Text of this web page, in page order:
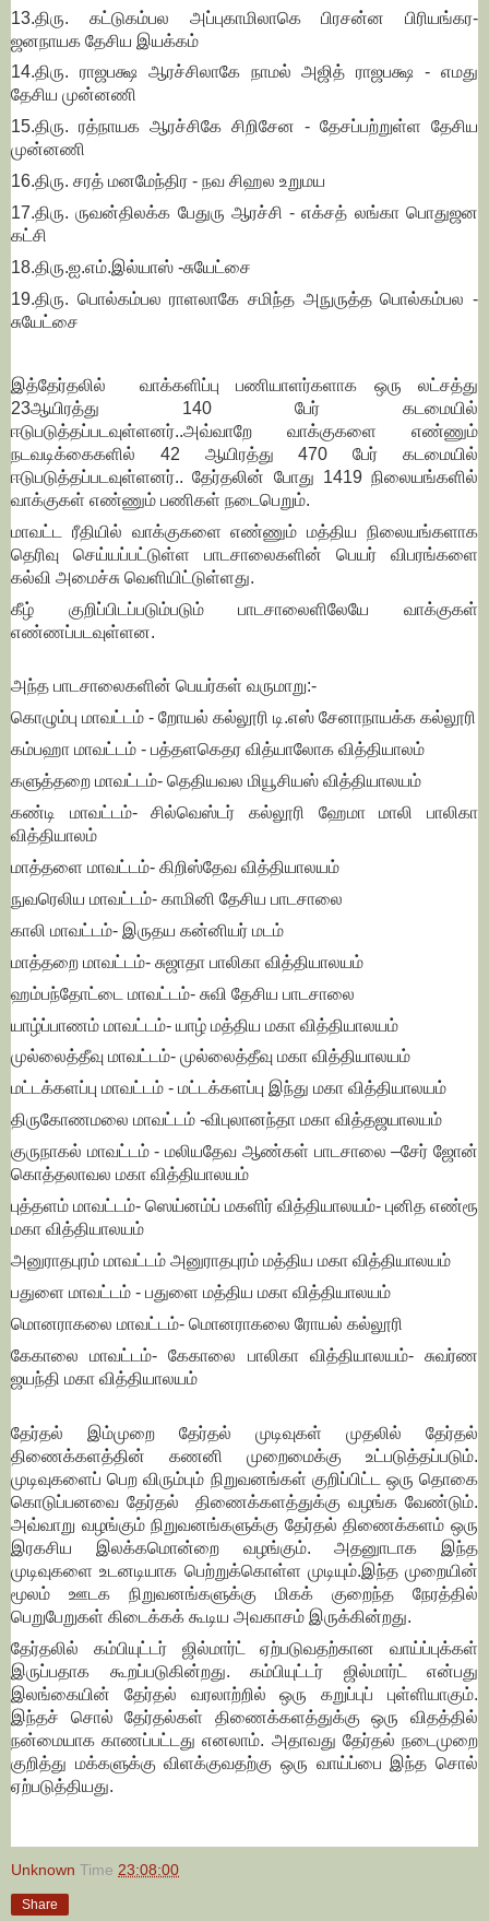
13.திரு. கட்டுகம்பல அப்புகாமிலாகெ பிரசன்ன பிரியங்கர-
ஜனநாயக தேசிய இயக்கம்
14.திரு. ராஜபக்ஷ ஆரச்சிலாகே நாமல் அஜித் ராஜபக்ஷ - எமது
தேசிய முன்னணி
15.திரு. ரத்நாயக ஆரச்சிகே சிறிசேன - தேசப்பற்றுள்ள தேசிய
முன்னணி
16.திரு. சரத் மனமேந்திர - நவ சிஹல உறுமய
17.திரு. ருவன்திலக்க பேதுரு ஆரச்சி - எக்சத் லங்கா பொதுஜன
கட்சி
18.திரு.ஐ.எம்.இல்யாஸ் -சுயேட்சை
19.திரு. பொல்கம்பல ராளலாகே சமிந்த அநுருத்த பொல்கம்பல -
சுயேட்சை
இத்தேர்தலில் வாக்களிப்பு பணியாளர்களாக ஒரு லட்சத்து
23ஆயிரத்து 140 பேர் கடமையில்
ஈடுபடுத்தப்படவுள்ளனர்..அவ்வாறே வாக்குகளை எண்ணும்
நடவடிக்கைகளில் 42 ஆயிரத்து 470 பேர் கடமையில்
ஈடுபடுத்தப்படவுள்ளனர்.. தேர்தலின் போது 1419 நிலையங்களில்
வாக்குகள் எண்ணும் பணிகள் நடைபெறும்.
மாவட்ட ரீதியில் வாக்குகளை எண்ணும் மத்திய நிலையங்களாக
தெரிவு செய்யப்பட்டுள்ள பாடசாலைகளின் பெயர் விபரங்களை
கல்வி அமைச்சு வெளியிட்டுள்ளது.
கீழ் குறிப்பிடப்படும்படும் பாடசாலைளிலேயே வாக்குகள்
எண்ணப்படவுள்ளன.
அந்த பாடசாலைகளின் பெயர்கள் வருமாறு:-
கொழும்பு மாவட்டம் - றோயல் கல்லூரி டி.எஸ் சேனாநாயக்க கல்லூரி
கம்பஹா மாவட்டம் - பத்தளகெதர வித்யாலோக வித்தியாலம்
களுத்தறை மாவட்டம்- தெதியவல மியூசியஸ் வித்தியாலயம்
கண்டி மாவட்டம்- சில்வெஸ்டர் கல்லூரி ஹேமா மாலி பாலிகா
வித்தியாலம்
மாத்தளை மாவட்டம்- கிறிஸ்தேவ வித்தியாலயம்
நுவரெலிய மாவட்டம்- காமினி தேசிய பாடசாலை
காலி மாவட்டம்- இருதய கன்னியர் மடம்
மாத்தறை மாவட்டம்- சுஜாதா பாலிகா வித்தியாலயம்
ஹம்பந்தோட்டை மாவட்டம்- சுவி தேசிய பாடசாலை
யாழ்ப்பாணம் மாவட்டம்- யாழ் மத்திய மகா வித்தியாலயம்
முல்லைத்தீவு மாவட்டம்- முல்லைத்தீவு மகா வித்தியாலயம்
மட்டக்களப்பு மாவட்டம் - மட்டக்களப்பு இந்து மகா வித்தியாலயம்
திருகோணமலை மாவட்டம் -விபுலானந்தா மகா வித்தஜயாலயம்
குருநாகல் மாவட்டம் - மலியதேவ ஆண்கள் பாடசாலை –சேர் ஜோன்
கொத்தலாவல மகா வித்தியாலயம்
புத்தளம் மாவட்டம்- ஸெய்னம்ப் மகளிர் வித்தியாலயம்- புனித எண்ரூ
மகா வித்தியாலயம்
அனுராதபுரம் மாவட்டம் அனுராதபுரம் மத்திய மகா வித்தியாலயம்
பதுளை மாவட்டம் - பதுளை மத்திய மகா வித்தியாலயம்
மொனராகலை மாவட்டம்- மொனராகலை ரோயல் கல்லூரி
கேகாலை மாவட்டம்- கேகாலை பாலிகா வித்தியாலயம்- சுவர்ண
ஜயந்தி மகா வித்தியாலயம்
தேர்தல் இம்முறை தேர்தல் முடிவுகள் முதலில் தேர்தல்
திணைக்களத்தின் கணனி முறைமைக்கு உட்படுத்தப்படும்.
முடிவுகளைப் பெற விரும்பும் நிறுவனங்கள் குறிப்பிட்ட ஒரு தொகை
கொடுப்பனவை தேர்தல் திணைக்களத்துக்கு வழங்க வேண்டும்.
அவ்வாறு வழங்கும் நிறுவனங்களுக்கு தேர்தல் திணைக்களம் ஒரு
இரகசிய இலக்கமொன்றை வழங்கும். அதனுாடாக இந்த
முடிவுகளை உடனடியாக பெற்றுக்கொள்ள முடியும்.இந்த முறையின்
மூலம் ஊடக நிறுவனங்களுக்கு மிகக் குறைந்த நேரத்தில்
பெறுபேறுகள் கிடைக்கக் கூடிய அவகாசம் இருக்கின்றது.
தேர்தலில் கம்பியுட்டர் ஜில்மார்ட் ஏற்படுவதற்கான வாய்ப்புக்கள்
இருப்பதாக கூறப்படுகின்றது. கம்பியுட்டர் ஜில்மார்ட் என்பது
இலங்கையின் தேர்தல் வரலாற்றில் ஒரு கறுப்புப் புள்ளியாகும்.
இந்தச் சொல் தேர்தல்கள் திணைக்களத்துக்கு ஒரு விதத்தில்
நன்மையாக காணப்பட்டது எனலாம். அதாவது தேர்தல் நடைமுறை
குறித்து மக்களுக்கு விளக்குவதற்கு ஒரு வாய்ப்பை இந்த சொல்
ஏற்படுத்தியது.
Unknown Time 23:08:00
Share